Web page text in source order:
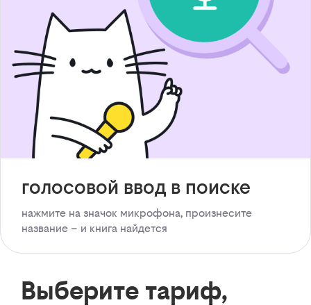
голосовой ввод в поиске
нажмите на значок микрофона, произнесите
название – и книга найдется
Выберите тариф,